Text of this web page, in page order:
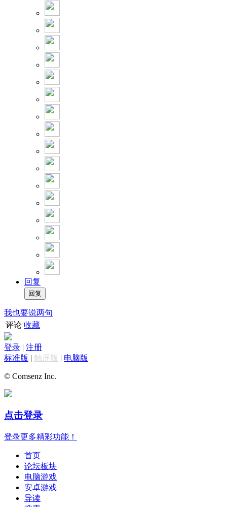
回复
我也要说两句
评论 收藏
登录 | 注册
标准版 | 触屏版 | 电脑版
© Comsenz Inc.
点击登录
登录更多精彩功能！
首页
论坛板块
电脑游戏
安卓游戏
导读